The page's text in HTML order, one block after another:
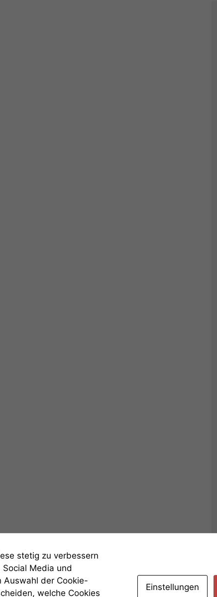
stetig zu verbessern
Media und
Auswahl der Cookie-
welche Cookies
Einstellungen
Funktionalität
Funktionen auf
sind optional.
Wenn Sie